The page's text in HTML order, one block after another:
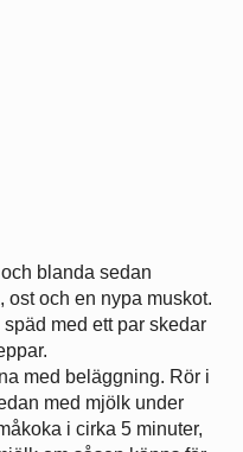
blanda sedan
ost och en nypa muskot.
med ett par skedar
med beläggning. Rör i
med mjölk under
i cirka 5 minuter,